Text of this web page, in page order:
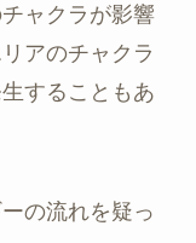
ャクラが影響
アのチャクラ
することもあ
の流れを疑っ